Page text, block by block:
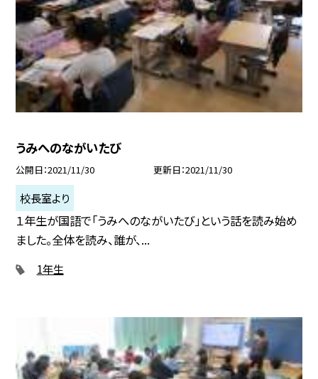
うみへのながいたび
公開日 2021/11/30 更新日 2021/11/30
校長室より
１年生が国語で「うみへのながいたび」という話を読み始め
ました。全体を読み、誰が、...
1年生